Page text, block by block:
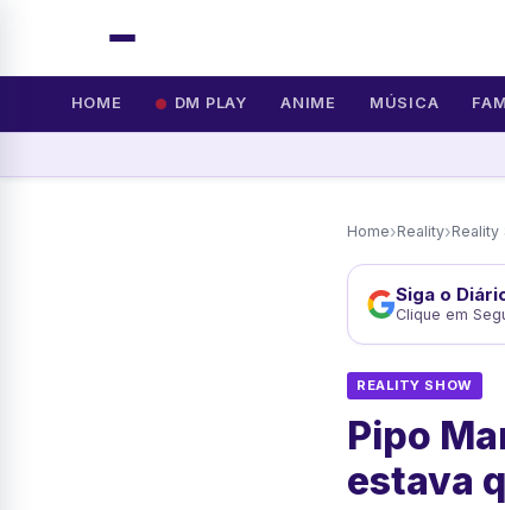
HOME DM PLAY ANIME MÚSICA
Home›Reality›Reality
Siga o
Clique em
REALITY SHOW
Pipo
estava